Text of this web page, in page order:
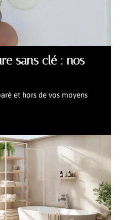
sans clé : nos
et hors de vos moyens